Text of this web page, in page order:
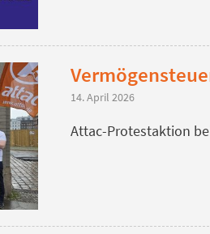
14. April 2026
Attac-Protestaktion